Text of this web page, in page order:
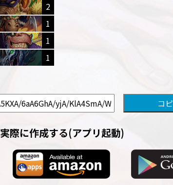
2
1
1
1
実際に作成する(アプリ起動)